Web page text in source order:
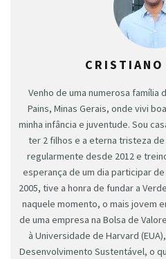
CRISTIANO
Venho de uma numerosa
Pains, Minas Gerais, onde vivi
minha infância e juventude. Sou
ter 2 filhos e a eterna tristeza
regularmente desde 2012 e
esperança de um dia participar
2005, tive a honra de fundar a
naquele momento, o mais jovem
de uma empresa na Bolsa de
à Universidade de Harvard
Desenvolvimento Sustentável, o